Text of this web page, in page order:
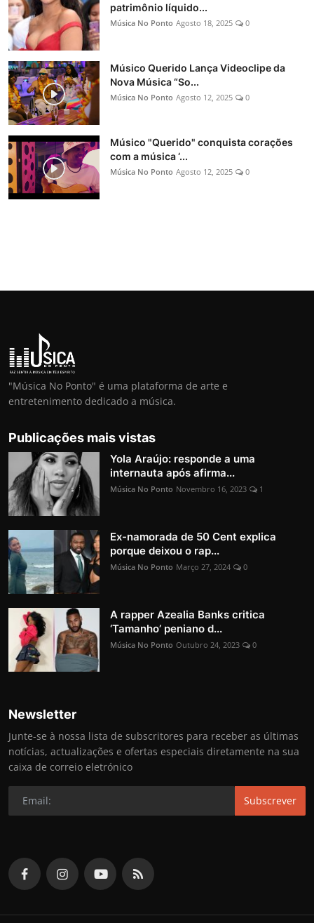
patrimônio líquido...
Música No Ponto Agosto 18, 2025 0
Músico Querido Lança Videoclipe da
Nova Música “So...
Música No Ponto Agosto 12, 2025 0
Músico "Querido" conquista corações
com a música ‘...
Música No Ponto Agosto 12, 2025 0
"Música No Ponto" é uma plataforma de arte e
entretenimento dedicado a música.
Publicações mais vistas
Yola Araújo: responde a uma
internauta após afirma...
Música No Ponto Novembro 16, 2023 1
Ex-namorada de 50 Cent explica
porque deixou o rap...
Música No Ponto Março 27, 2024 0
A rapper Azealia Banks critica
‘Tamanho’ peniano d...
Música No Ponto Outubro 24, 2023 0
Newsletter
Junte-se à nossa lista de subscritores para receber as últimas
notícias, actualizações e ofertas especiais diretamente na sua
caixa de correio eletrónico
Subscrever